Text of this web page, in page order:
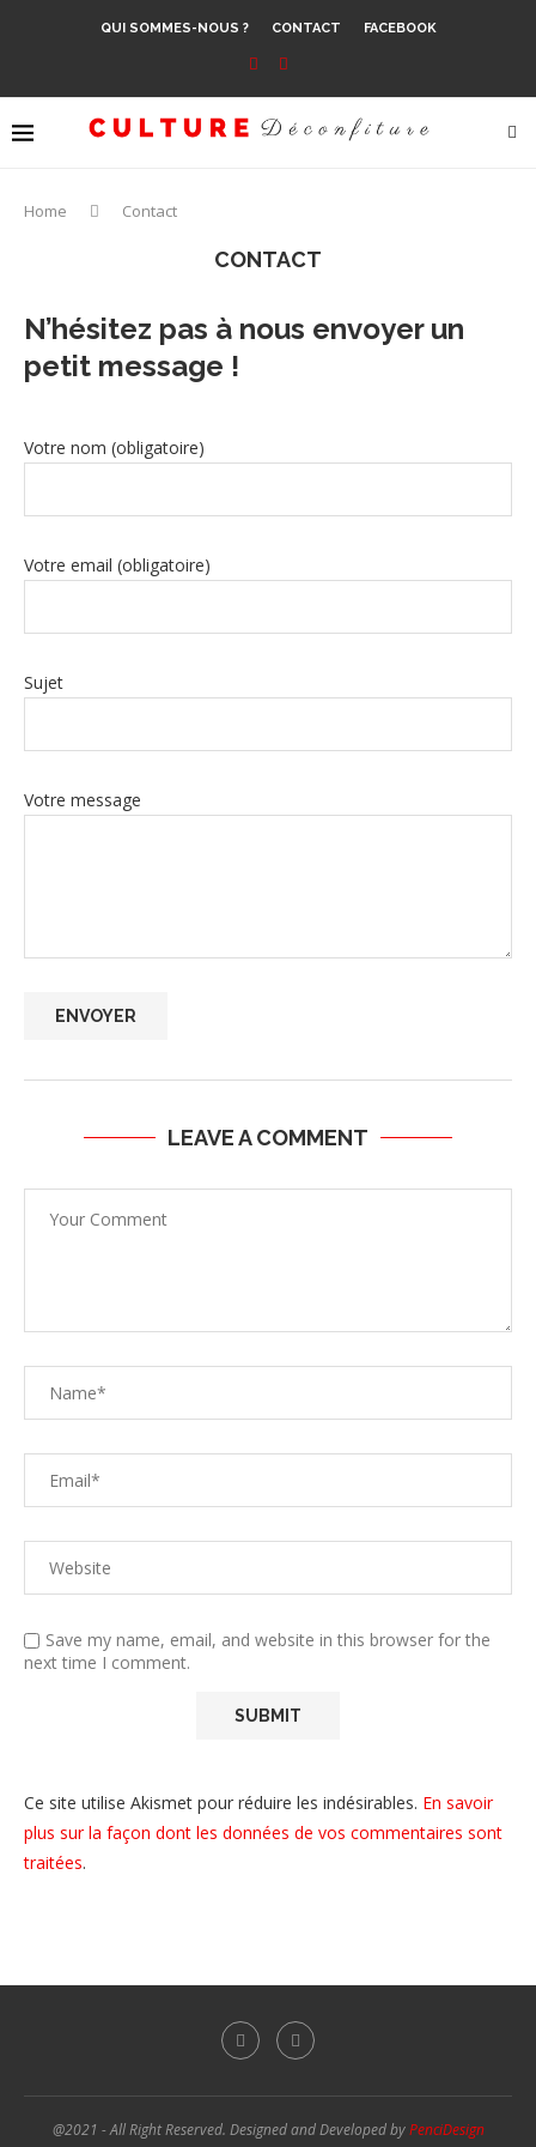
QUI SOMMES-NOUS ? CONTACT FACEBOOK
Home Contact
CONTACT
N’hésitez pas à nous envoyer un
petit message !
Votre nom (obligatoire)
Votre email (obligatoire)
Sujet
Votre message
LEAVE A COMMENT
Save my name, email, and website in this browser for the
next time I comment.
Ce site utilise Akismet pour réduire les indésirables. En savoir
plus sur la façon dont les données de vos commentaires sont
traitées.
@2021 - All Right Reserved. Designed and Developed byPenciDesign